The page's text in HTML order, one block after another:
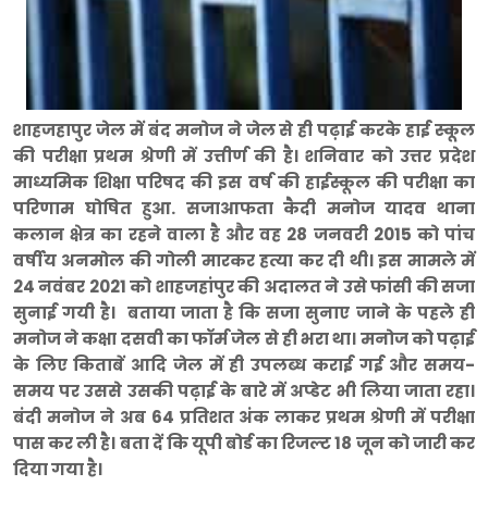
शाहजहापुर जेल में बंद मनोज ने जेल से ही पढ़ाई करके हाई स्‍कूल
की परीक्षा प्रथम श्रेणी में उत्तीर्ण की है। शनिवार को उत्तर प्रदेश
माध्यमिक शिक्षा परिषद की इस वर्ष की हाईस्कूल की परीक्षा का
परिणाम घोषित हुआ. सजाआफता कैदी मनोज यादव थाना
कलान क्षेत्र का रहने वाला है और वह 28 जनवरी 2015 को पांच
वर्षीय अनमोल की गोली मारकर हत्या कर दी थी। इस मामले में
24 नवंबर 2021 को शाहजहांपुर की अदालत ने उसे फांसी की सजा
सुनाई गयी है। बताया जाता है कि सजा सुनाए जाने के पहले ही
मनोज ने कक्षा दसवी का फॉर्म जेल से ही भरा था। मनोज को पढ़ाई
के लिए किताबें आदि जेल में ही उपलब्ध कराई गई और समय-
समय पर उससे उसकी पढ़ाई के बारे में अप्डेट भी लिया जाता रहा।
बंदी मनोज ने अब 64 प्रतिशत अंक लाकर प्रथम श्रेणी में परीक्षा
पास कर ली है। बता दें कि यूपी बोर्ड का रिजल्ट 18 जून को जारी कर
दिया गया है।